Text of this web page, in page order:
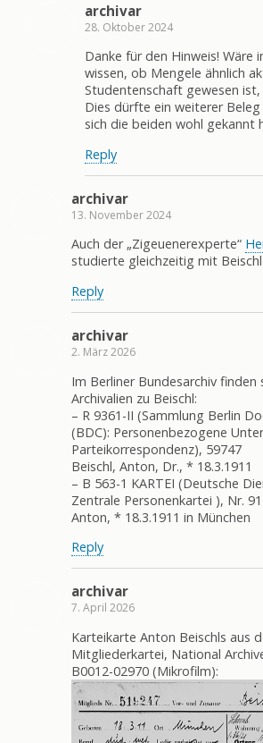
archivar
28. Oktober 2024
Danke für den Hinweis! Wäre
wissen, ob Mengele ähnlich
Studentenschaft gewesen ist,
Dies dürfte ein weiterer
sich die beiden wohl gekannt
Reply
archivar
13. November 2024
Auch der „Zigeuenerexperte“
studierte gleichzeitig mit
Reply
archivar
2. März 2026
Im Berliner Bundesarchiv finden
Archivalien zu Beischl:
– R 9361-II (Sammlung Berlin
(BDC): Personenbezogene
Parteikorrespondenz), 59747
Beischl, Anton, Dr., * 18.3.1911
– B 563-1 KARTEI (Deutsche
Zentrale Personenkartei ), Nr.
Anton, * 18.3.1911 in München
Reply
archivar
7. April 2026
Karteikarte Anton Beischls aus
Mitgliederkartei, National
B0012-02970 (Mikrofilm):